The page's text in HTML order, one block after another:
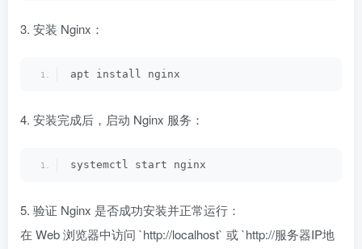
3. 安装 Nginx：
apt install nginx
4. 安装完成后，启动 Nginx 服务：
systemctl start nginx
5. 验证 Nginx 是否成功安装并正常运行：
在 Web 浏览器中访问 `http://localhost` 或 `http://服务器IP地